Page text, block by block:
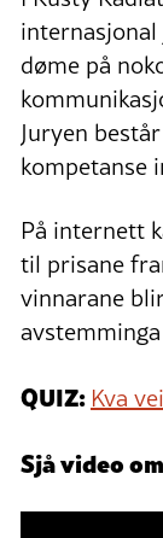
døme på
Juryen
kompetanse
På internett
til prisane
vinnarane
QUIZ: Kva
Sjå video